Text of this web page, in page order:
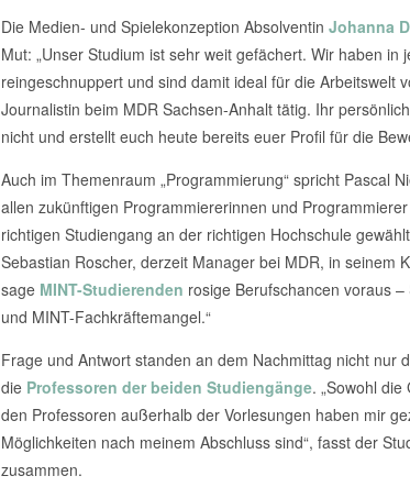
Die Medien- und Spielekonzeption Absolventin Johanna
Mut: „Unser Studium ist sehr weit gefächert. Wir haben in
reingeschnuppert und sind damit ideal für die Arbeitswelt
Journalistin beim MDR Sachsen-Anhalt tätig. Ihr
nicht und erstellt euch heute bereits euer Profil für die
Auch im Themenraum „Programmierung“ spricht Pascal
allen zukünftigen Programmiererinnen und
richtigen Studiengang an der richtigen Hochschule
Sebastian Roscher, derzeit Manager bei MDR, in seinem
sage MINT-Studierenden rosige Berufschancen voraus
und MINT-Fachkräftemangel.“
Frage und Antwort standen an dem Nachmittag nicht nur
die Professoren der beiden Studiengänge. „Sowohl
den Professoren außerhalb der Vorlesungen haben mir
Möglichkeiten nach meinem Abschluss sind“, fasst der
zusammen.